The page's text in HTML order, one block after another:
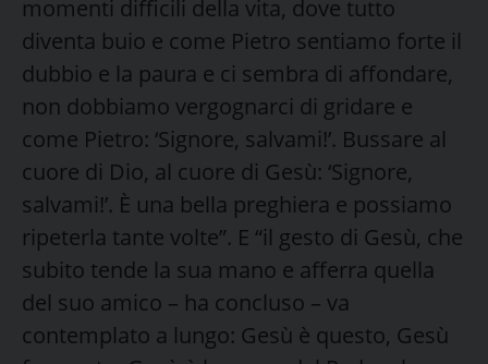
momenti difficili della vita, dove tutto
diventa buio e come Pietro sentiamo forte il
dubbio e la paura e ci sembra di affondare,
non dobbiamo vergognarci di gridare e
come Pietro: ‘Signore, salvami!’. Bussare al
cuore di Dio, al cuore di Gesù: ‘Signore,
salvami!’. È una bella preghiera e possiamo
ripeterla tante volte”. E “il gesto di Gesù, che
subito tende la sua mano e afferra quella
del suo amico – ha concluso – va
contemplato a lungo: Gesù è questo, Gesù